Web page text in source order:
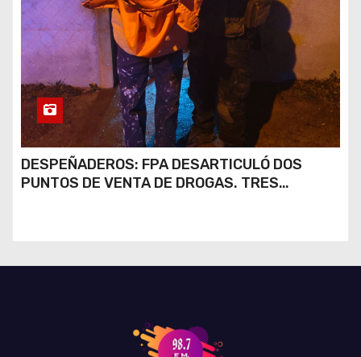
DESPEÑADEROS: FPA DESARTICULÓ DOS
PUNTOS DE VENTA DE DROGAS. TRES